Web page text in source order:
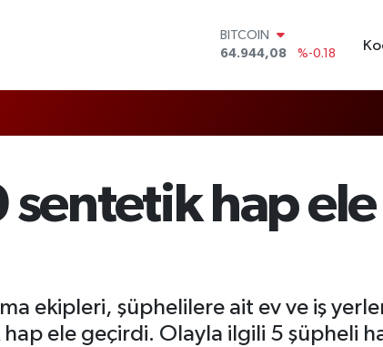
BITCOIN
64.944,08
%-0.18
47,7436
%0.18
6660.55
%0.03
BİST100
%-14
sentetik hap ele
ekipleri, şüphelilere ait ev ve iş
ele geçirdi. Olayla ilgili 5 şüpheli